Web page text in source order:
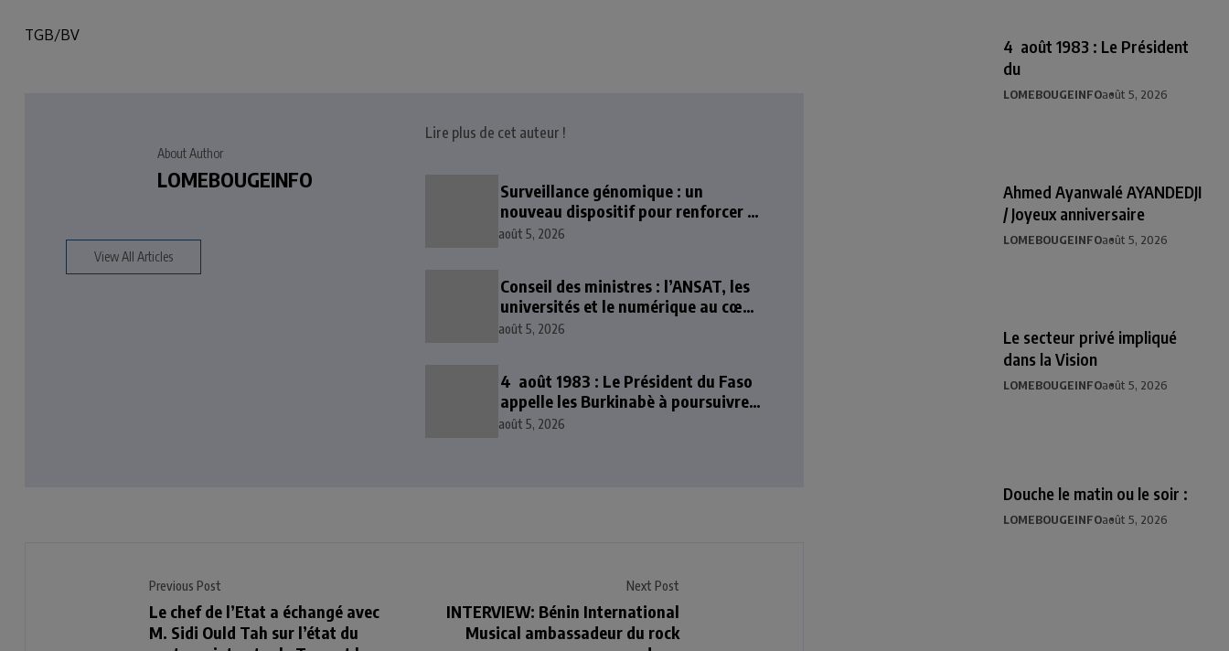
TGB/BV
About Author
LOMEBOUGEINFO
View All Articles
Lire plus de cet auteur !
Surveillance génomique : un
nouveau dispositif pour renforcer la
sécurité sanitaire au Togo
août 5, 2026
Conseil des ministres : l’ANSAT, les
universités et le numérique au cœur
des décisions
août 5, 2026
4 août 1983 : Le Président du Faso
appelle les Burkinabè à poursuivre
l’idéal révolutionnaire
août 5, 2026
Previous Post
Le chef de l’Etat a échangé avec
M. Sidi Ould Tah sur l’état du
Next Post
INTERVIEW: Bénin International
Musical ambassadeur du rock
4 août 1983 : Le Président
du
LOMEBOUGEINFOaoût 5, 2026
Ahmed Ayanwalé AYANDEDJI
/ Joyeux anniversaire
LOMEBOUGEINFOaoût 5, 2026
Le secteur privé impliqué
dans la Vision
LOMEBOUGEINFOaoût 5, 2026
Douche le matin ou le soir :
LOMEBOUGEINFOaoût 5, 2026